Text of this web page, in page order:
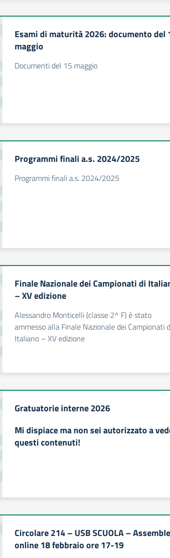
Esami di maturità 2026: documento del
maggio
Documenti del 15 maggio
Programmi finali a.s. 2024/2025
Programmi finali a.s. 2024/2025
Finale Nazionale dei Campionati di
– XV edizione
Alessandro Monticelli (classe 2^ F) è stato
ammesso alla Finale Nazionale dei Campionati
Italiano – XV edizione
Gratuatorie interne 2026
Mi dispiace ma non sei autorizzato a
questi contenuti!
Circolare 214 – USB SCUOLA –
online 18 febbraio ore 17-19